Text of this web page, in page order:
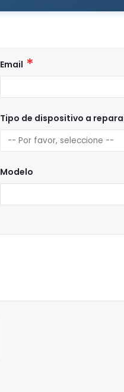
Email
Tipo de dispositivo a
Modelo